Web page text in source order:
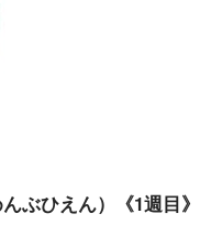
ぶひえん）《1週目》